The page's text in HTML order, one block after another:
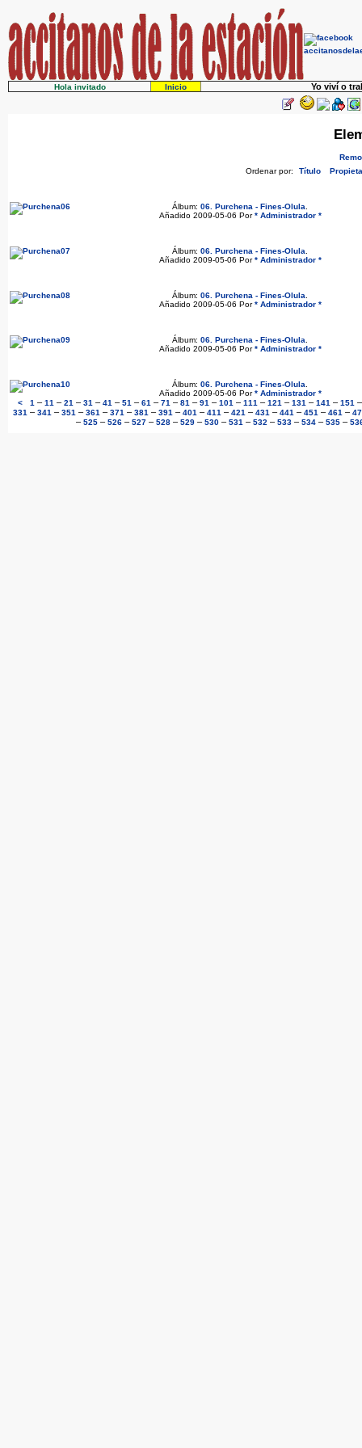
Hola invitado Inicio Yo viví o
Ordenar por:
Título
Álbum: 06. Purchena - Fines-Olula
Añadido 2009-05-06 Por* Administrador *
Álbum: 06. Purchena - Fines-Olula
Añadido 2009-05-06 Por* Administrador *
Álbum: 06. Purchena - Fines-Olula
Añadido 2009-05-06 Por* Administrador *
Álbum: 06. Purchena - Fines-Olula
Añadido 2009-05-06 Por* Administrador *
Álbum: 06. Purchena - Fines-Olula
Añadido 2009-05-06 Por* Administrador *
<
1 – 11 – 21 – 31 – 41 – 51 – 61 – 71 – 81 – 91 – 101 – 111 – 121 – 131 – 141 – 151
331 – 341 – 351 – 361 – 371 – 381 – 391 – 401 – 411 – 421 – 431 – 441 – 451 – 461 –
– 525 – 526 – 527 – 528 – 529 – 530 – 531 – 532 – 533 – 534 – 535 –